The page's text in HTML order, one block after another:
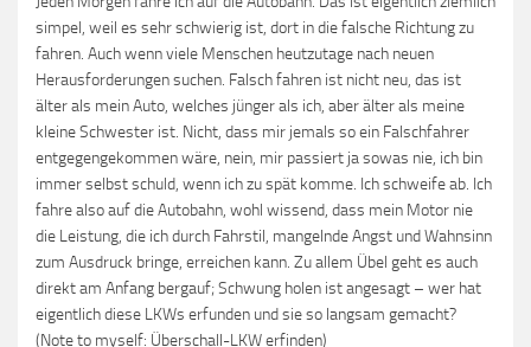
simpel, weil es sehr schwierig ist, dort in die falsche Richtung zu
fahren. Auch wenn viele Menschen heutzutage nach neuen
Herausforderungen suchen. Falsch fahren ist nicht neu, das ist
älter als mein Auto, welches jünger als ich, aber älter als meine
kleine Schwester ist. Nicht, dass mir jemals so ein Falschfahrer
entgegengekommen wäre, nein, mir passiert ja sowas nie, ich bin
immer selbst schuld, wenn ich zu spät komme. Ich schweife ab. Ich
fahre also auf die Autobahn, wohl wissend, dass mein Motor nie
die Leistung, die ich durch Fahrstil, mangelnde Angst und Wahnsinn
zum Ausdruck bringe, erreichen kann. Zu allem Übel geht es auch
direkt am Anfang bergauf; Schwung holen ist angesagt – wer hat
eigentlich diese LKWs erfunden und sie so langsam gemacht?
(Note to myself: Überschall-LKW erfinden)